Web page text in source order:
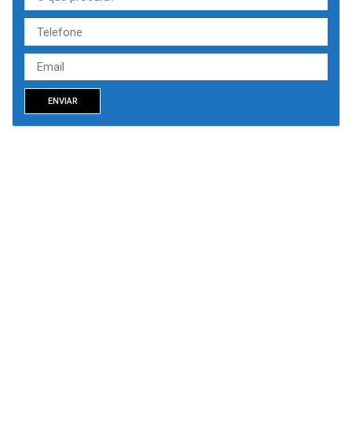
ENVIAR